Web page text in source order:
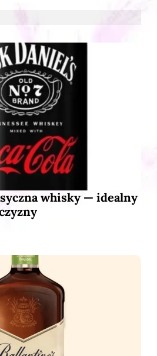
whisky — idealny